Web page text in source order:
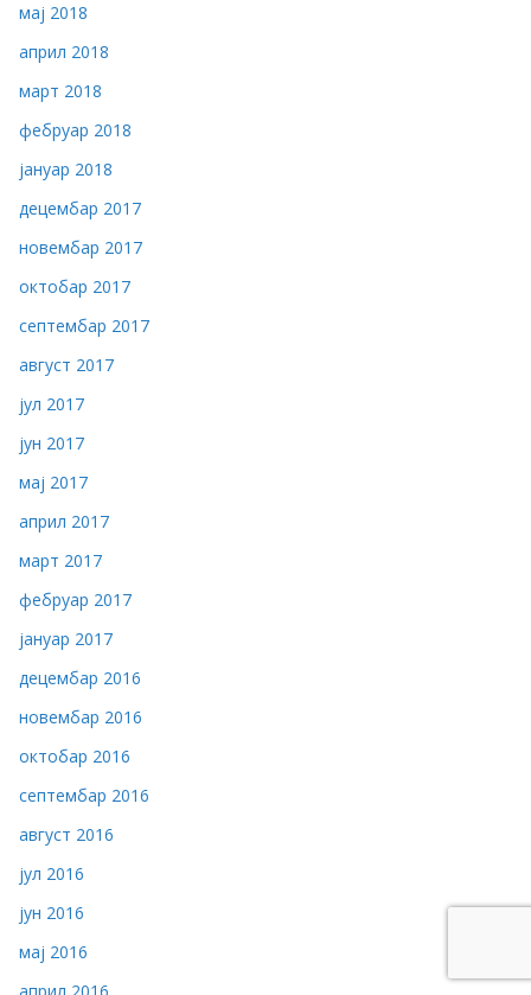
мај 2018
април 2018
март 2018
фебруар 2018
јануар 2018
децембар 2017
новембар 2017
октобар 2017
септембар 2017
август 2017
јул 2017
јун 2017
мај 2017
април 2017
март 2017
фебруар 2017
јануар 2017
децембар 2016
новембар 2016
октобар 2016
септембар 2016
август 2016
јул 2016
јун 2016
мај 2016